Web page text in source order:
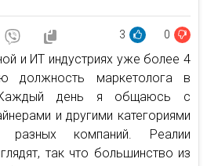
3 0
и ИТ индустриях уже более 4
должность маркетолога в
день я общаюсь с
и другими категориями
разных компаний. Реалии
так что большинство из